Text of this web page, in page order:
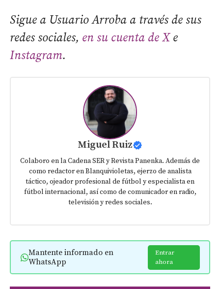
Sigue a Usuario Arroba a través de sus
redes sociales, en su cuenta de Xe
Instagram.
Miguel Ruiz
Colaboro en la Cadena SER y Revista Panenka. Además de
como redactor en Blanquivioletas, ejerzo de analista
táctico, ojeador profesional de fútbol y especialista en
fútbol internacional, así como de comunicador en radio,
televisión y redes sociales.
Mantente informado en
WhatsApp
Entrar
ahora